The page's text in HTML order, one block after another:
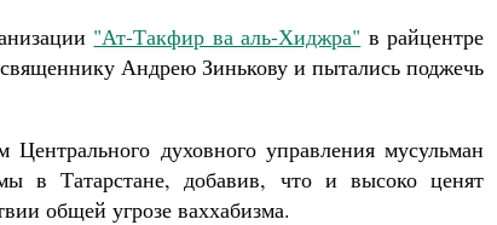
"Ат-Такфир ва аль-Хиджра" в райцентре
Андрею Зинькову и пытались поджечь
духовного управления мусульман
в Татарстане, добавив, что и высоко ценят
общей угрозе ваххабизма.